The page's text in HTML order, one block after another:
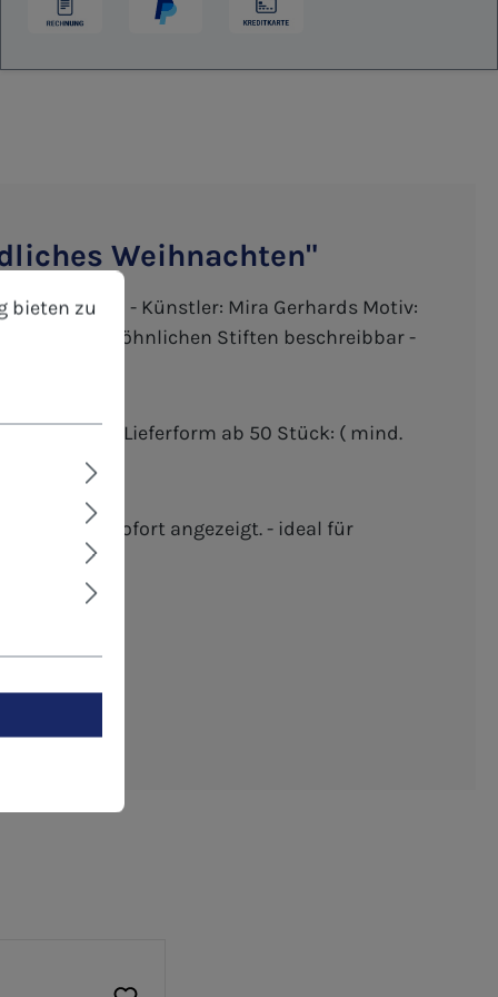
Weihnachten"
Hochformat - Künstler: Mira Gerhards Motiv:
mit den gewöhnlichen Stiften beschreibbar -
- Lieferform ab 50 Stück: ( mind.
Menge sofort angezeigt. - ideal für
zu können.
bieten zu